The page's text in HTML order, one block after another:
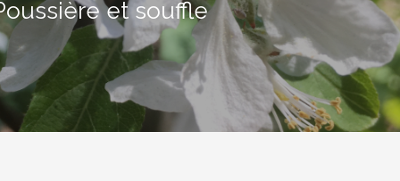
et souffle